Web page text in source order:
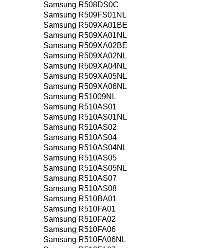
Samsung R508DS0C
Samsung R509FS01NL
Samsung R509XA01BE
Samsung R509XA01NL
Samsung R509XA02BE
Samsung R509XA02NL
Samsung R509XA04NL
Samsung R509XA05NL
Samsung R509XA06NL
Samsung R51009NL
Samsung R510AS01
Samsung R510AS01NL
Samsung R510AS02
Samsung R510AS04
Samsung R510AS04NL
Samsung R510AS05
Samsung R510AS05NL
Samsung R510AS07
Samsung R510AS08
Samsung R510BA01
Samsung R510FA01
Samsung R510FA02
Samsung R510FA06
Samsung R510FA06NL